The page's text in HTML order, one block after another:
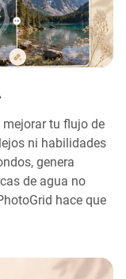
mejorar tu flujo de
ni habilidades
genera
de agua no
hace que